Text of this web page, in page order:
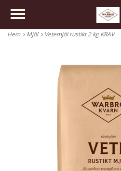
Hem Mjöl Vetemjöl rustikt 2 kg KRAV